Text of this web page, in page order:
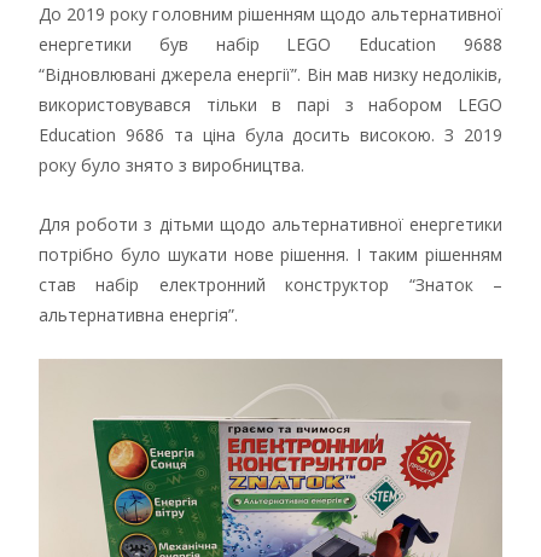
До 2019 року головним рішенням щодо альтернативної
енергетики був набір LEGO Education 9688
“Відновлювані джерела енергії”. Він мав низку недоліків,
використовувався тільки в парі з набором LEGO
Education 9686 та ціна була досить високою. З 2019
року було знято з виробництва.
Для роботи з дітьми щодо альтернативної енергетики
потрібно було шукати нове рішення. І таким рішенням
став набір електронний конструктор “Знаток –
альтернативна енергія”.